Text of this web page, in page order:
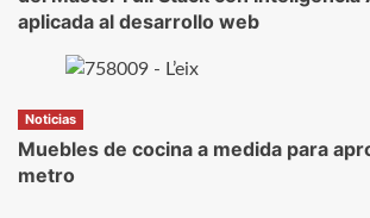
aplicada al desarrollo web
Noticias
Muebles de cocina a medida para
metro